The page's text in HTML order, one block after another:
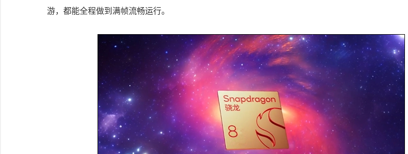
游，都能全程做到满帧流畅运行。